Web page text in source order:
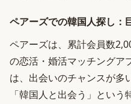
ペアーズでの韓国人探し：
ペアーズは、累計会員数
の恋活・婚活マッチングア
は、出会いのチャンスが多
「韓国人と出会う」とい